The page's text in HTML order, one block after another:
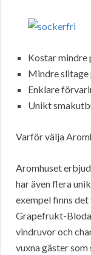
Kostar mindre
Mindre
Enklare
Unikt
Varför välja
Aromhuset
har även flera
exempel finns
Grapefrukt-
vindruvor och
vuxna gäster